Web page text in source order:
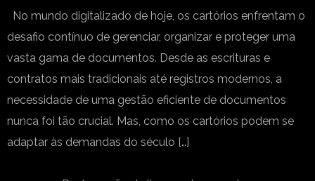
No mundo digitalizado de hoje, os cartórios enfrentam o
desafio contínuo de gerenciar, organizar e proteger uma
vasta gama de documentos. Desde as escrituras e
contratos mais tradicionais até registros modernos, a
necessidade de uma gestão eficiente de documentos
nunca foi tão crucial. Mas, como os cartórios podem se
adaptar às demandas do século […]